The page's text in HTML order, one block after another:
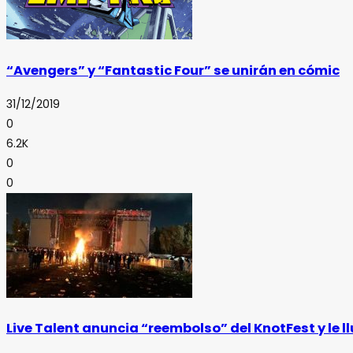
“Avengers” y “Fantastic Four” se unirán en cómic
31/12/2019
0
6.2K
0
0
Live Talent anuncia “reembolso” del KnotFest y le